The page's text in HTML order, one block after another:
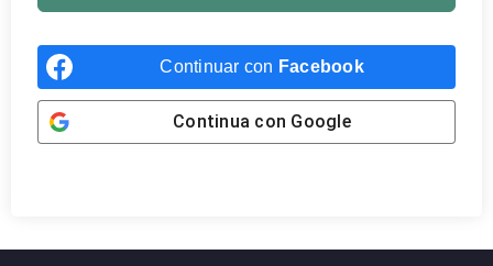
Continuar con Facebook
Continua con Google